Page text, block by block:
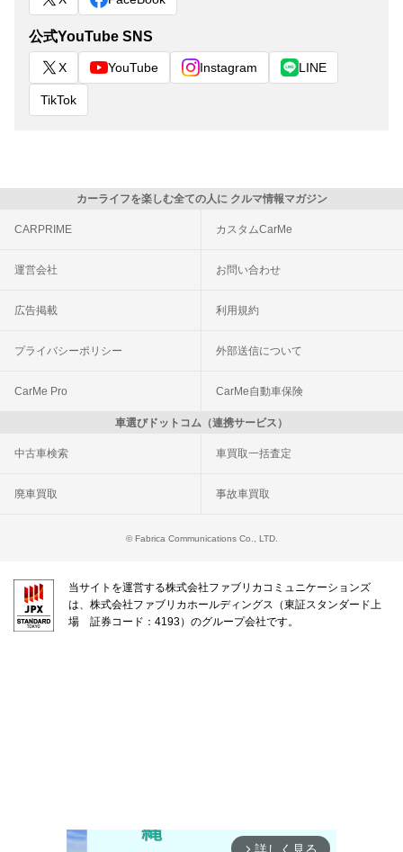
公式YouTube SNS
X YouTube Instagram LINE
TikTok
カーライフを楽しむ全ての人に クルマ情報マガジン
CARPRIME カスタムCarMe
運営会社 お問い合わせ
広告掲載 利用規約
プライバシーポリシー 外部送信について
CarMe Pro CarMe自動車保険
車選びドットコム（連携サービス）
中古車検索 車買取一括査定
廃車買取 事故車買取
© Fabrica Communications Co., LTD.
当サイトを運営する株式会社ファブリカコミュニケーションズ
は、株式会社ファブリカホールディングス（東証スタンダード上
場 証券コード：4193）のグループ会社です。
arrow_forward_ios